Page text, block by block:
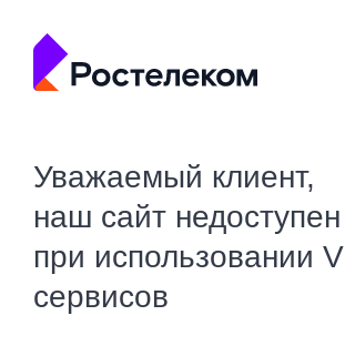
Уважаемый клиент,
наш сайт недоступен
при использовании
сервисов